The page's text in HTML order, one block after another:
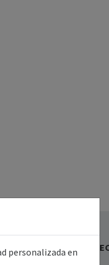
ASISTENCIA
personalizada en